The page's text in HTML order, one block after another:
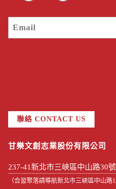
聯絡 CONTACT US
甘樂文創志業股份有限公司
237-41新北市三峽區中山路30
（合習聚落請導航新北市三峽區中山路